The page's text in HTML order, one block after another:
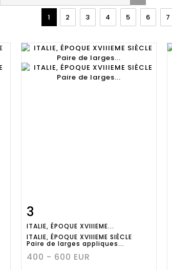
1 2 3 4 5 6 7
détaillée
3
ITALIE, ÉPOQUE XVIIIEME...
ITALIE, ÉPOQUE XVIIIEME SIÈCLE
Paire de larges appliques...
400 - 600 EUR